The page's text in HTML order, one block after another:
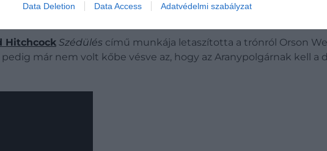
Data Deletion Data Access Adatvédelmi szabályzat
a kritikusok ízlése, egyvalami azonban betonbiztosnak tűnt:
Hitchcock Szédülés című munkája letaszította a trónról Orson
már nem volt kőbe vésve az, hogy az Aranypolgárnak kell a